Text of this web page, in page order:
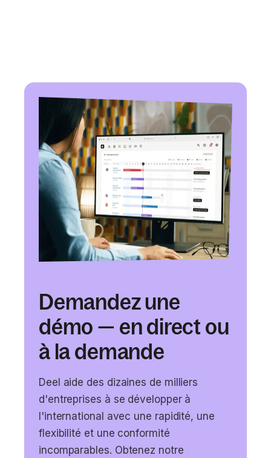
Demandez une
démo — en direct ou
à la demande
Deel aide des dizaines de milliers
d'entreprises à se développer à
l'international avec une rapidité, une
flexibilité et une conformité
incomparables. Obtenez notre